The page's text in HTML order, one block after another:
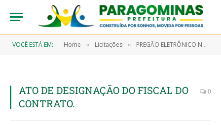
VOCÊ ESTÁ EM: Home » Licitações » PREGÃO ELETRÔNICO N° 9/2023-00031 (CONTRATAÇÃO DE EMPRESA ESPECIALIZADA NO FORNECIMENTO DE SOLUÇÃO COMPLETA E INTEGRADA PARA MODERNIZAÇÃO DO PARQUE TECNOLÓGICO DE GESTÃO EM SAÚDE)
ATO DE DESIGNAÇÃO DO FISCAL DO
CONTRATO.
0